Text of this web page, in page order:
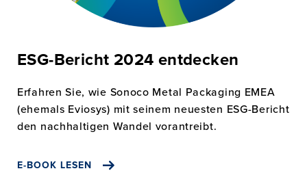
ESG-Bericht 2024 entdecken
Erfahren Sie, wie Sonoco Metal Packaging EMEA
(ehemals Eviosys) mit seinem neuesten ESG-Bericht
den nachhaltigen Wandel vorantreibt.
E-BOOK LESEN